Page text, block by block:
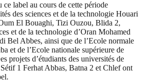
ce label au cours de cette période
des sciences et de la technologie Houari
El Bouaghi, Tizi Ouzou, Blida 2,
et de la technologie d’Oran Mohamed
Bel Abbes, ainsi que de l’Ecole normale
et de l’Ecole nationale supérieure de
projets d’étudiants des universités de
1 Ferhat Abbas, Batna 2 et Chlef ont